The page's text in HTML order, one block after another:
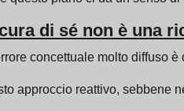
di sé non è una
concettuale molto diffuso
approccio reattivo, sebbene